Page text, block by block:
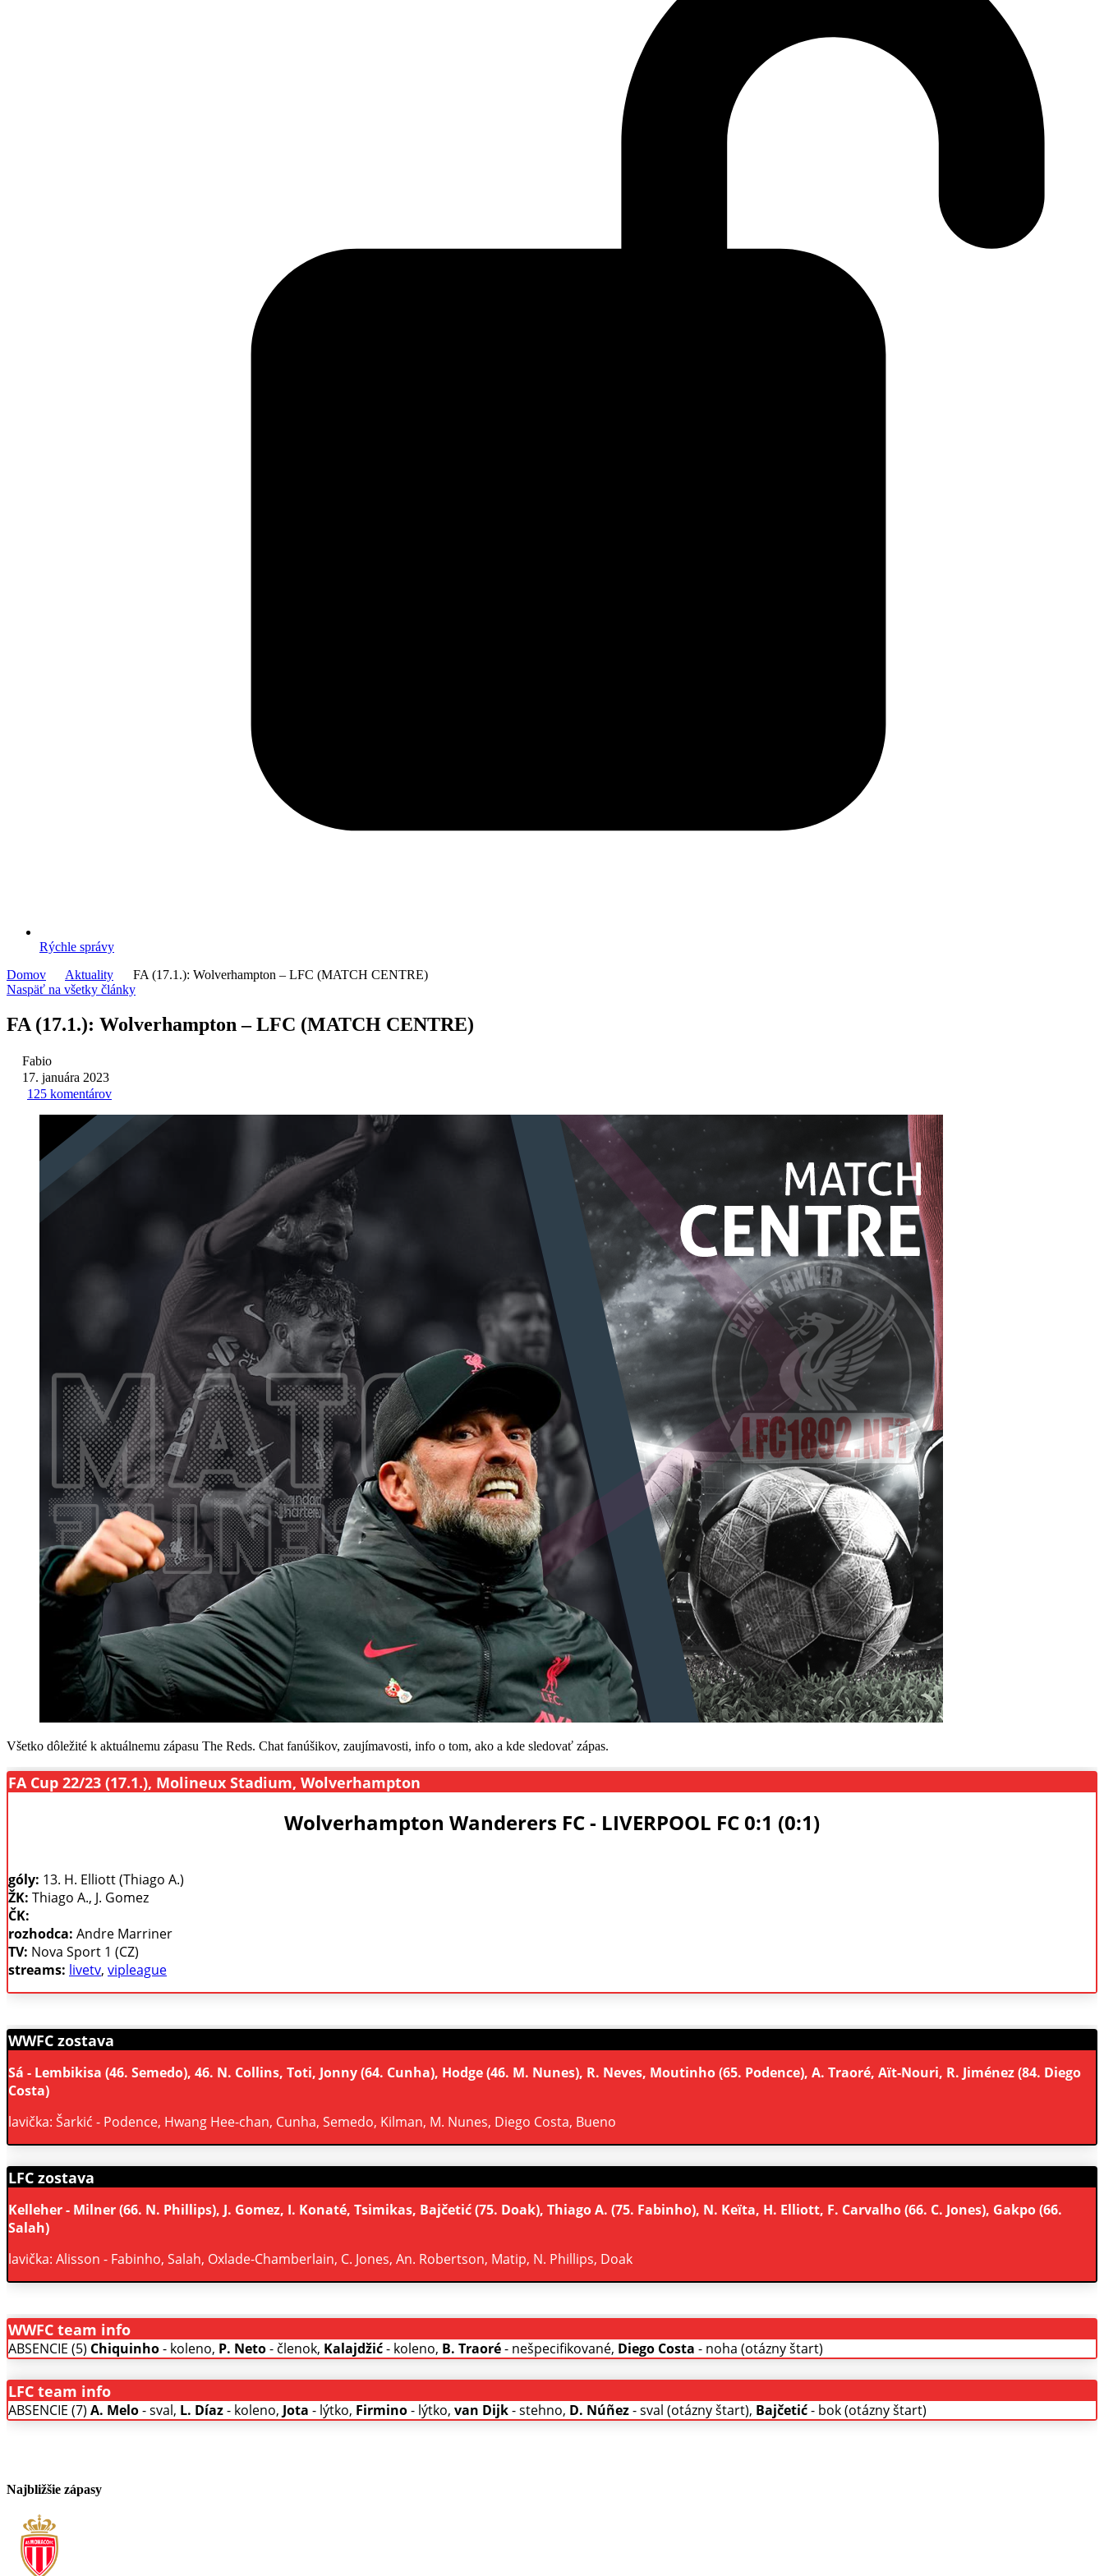
Rýchle správy
Domov
Aktuality
FA (17.1.): Wolverhampton – LFC (MATCH CENTRE)
Naspäť na všetky články
FA (17.1.): Wolverhampton – LFC (MATCH CENTRE)
Fabio
17. januára 2023
125 komentárov
Všetko dôležité k aktuálnemu zápasu The Reds. Chat fanúšikov, zaujímavosti, info o tom, ako a kde sledovať zápas.
FA Cup 22/23 (17.1.), Molineux Stadium, Wolverhampton
Wolverhampton Wanderers FC - LIVERPOOL FC 0:1 (0:1)
góly: 13. H. Elliott (Thiago A.)
ŽK: Thiago A., J. Gomez
ČK:
rozhodca: Andre Marriner
TV: Nova Sport 1 (CZ)
streams: livetv, vipleague
WWFC zostava
Sá - Lembikisa (46. Semedo), 46. N. Collins, Toti, Jonny (64. Cunha), Hodge (46. M. Nunes), R. Neves, Moutinho (65. Podence), A. Traoré, Aït-Nouri, R. Jiménez (84. Diego
Costa)
lavička: Šarkić - Podence, Hwang Hee-chan, Cunha, Semedo, Kilman, M. Nunes, Diego Costa, Bueno
LFC zostava
Kelleher - Milner (66. N. Phillips), J. Gomez, I. Konaté, Tsimikas, Bajčetić (75. Doak), Thiago A. (75. Fabinho), N. Keïta, H. Elliott, F. Carvalho (66. C. Jones), Gakpo (66.
Salah)
lavička: Alisson - Fabinho, Salah, Oxlade-Chamberlain, C. Jones, An. Robertson, Matip, N. Phillips, Doak
WWFC team info
ABSENCIE (5) Chiquinho- koleno, P. Neto- členok, Kalajdžić- koleno, B. Traoré- nešpecifikované, Diego Costa - noha (otázny štart)
LFC team info
ABSENCIE (7) A. Melo- sval, L. Díaz- koleno, Jota - lýtko, Firmino- lýtko, van Dijk- stehno, D. Núñez- sval (otázny štart), Bajčetić- bok (otázny štart)
Najbližšie zápasy